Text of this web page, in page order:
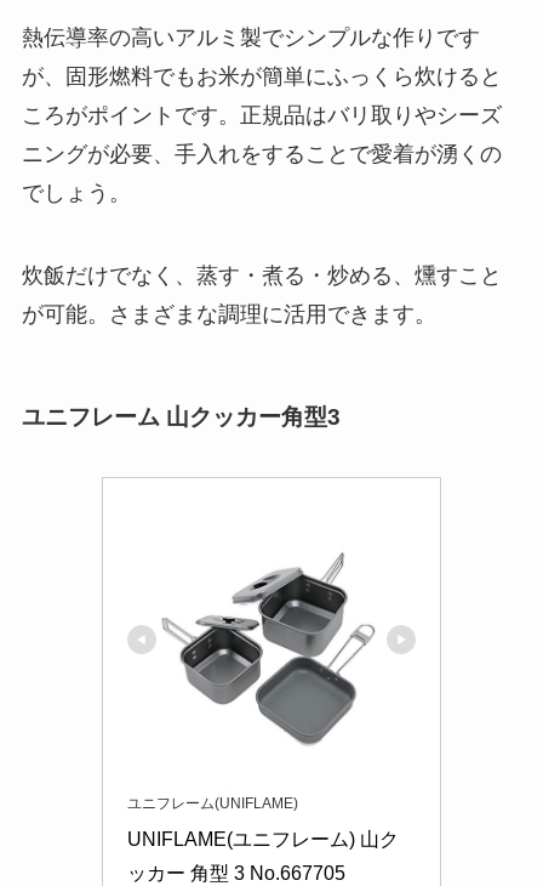
熱伝導率の高いアルミ製でシンプルな作りです
が、
固形燃料でもお米が簡単にふっくら炊けると
ころがポイント です。正規品はバリ取りやシーズ
ニングが必要、手入れをすることで愛着が湧くの
でしょう。
炊飯だけでなく、蒸す・煮る・炒める、燻すこと
が可能。さまざまな調理に活用できます。
ユニフレーム 山クッカー角型3
ユニフレーム(UNIFLAME)
UNIFLAME(ユニフレーム) 山ク
ッカー 角型 3 No.667705